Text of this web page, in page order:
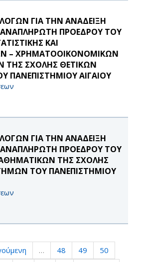
ΓΙΑ ΤΗΝ ΑΝΑΔΕΙΞΗ
ΑΝΑΠΛΗΡΩΤΗ ΠΡΟΕΔΡΟΥ ΤΟΥ
ΚΑΙ
– ΧΡΗΜΑΤΟΟΙΚΟΝΟΜΙΚΩΝ
ΣΧΟΛΗΣ ΘΕΤΙΚΩΝ
ΠΑΝΕΠΙΣΤΗΜΙΟΥ ΑΙΓΑΙΟΥ
ΓΙΑ ΤΗΝ ΑΝΑΔΕΙΞΗ
ΑΝΑΠΛΗΡΩΤΗ ΠΡΟΕΔΡΟΥ ΤΟΥ
ΤΗΣ ΣΧΟΛΗΣ
ΤΟΥ ΠΑΝΕΠΙΣΤΗΜΙΟΥ
… 48 49
50